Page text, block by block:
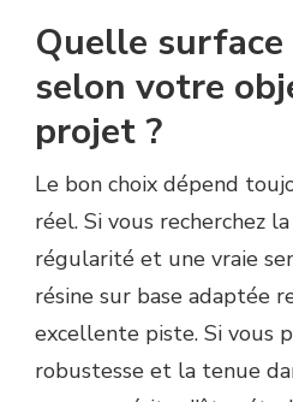
Quelle
selon votre
projet ?
Le bon choix dépend
réel. Si vous recherchez
régularité et une vraie
résine sur base adaptée
excellente piste. Si vous
robustesse et la tenue